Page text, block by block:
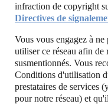
infraction de copyright
Directives de
Vous vous engagez à
utiliser ce réseau afin de
susmentionnés. Vous
Conditions d'utilisation
prestataires de services
pour notre réseau) et